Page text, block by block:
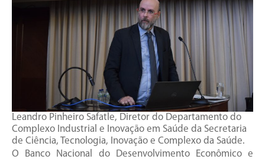
Leandro Pinheiro Safatle, Diretor do Departamento do
Complexo Industrial e Inovação em Saúde da Secretaria
de Ciência, Tecnologia, Inovação e Complexo da Saúde.
O Banco Nacional do Desenvolvimento Econômico e